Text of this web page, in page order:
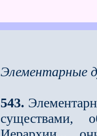
Элементарные
543.
существами,